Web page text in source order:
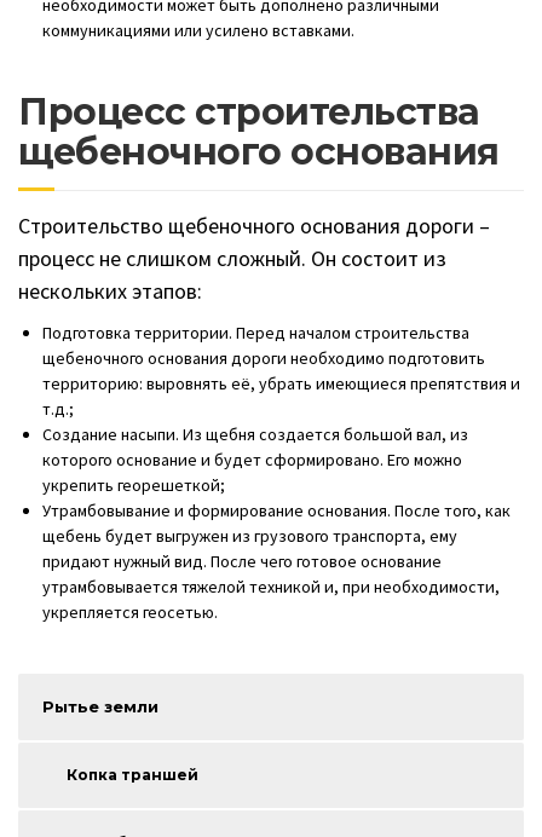
необходимости может быть дополнено различными
коммуникациями или усилено вставками.
Процесс строительства
щебеночного основания
Строительство щебеночного основания дороги –
процесс не слишком сложный. Он состоит из
нескольких этапов:
Подготовка территории. Перед началом строительства
щебеночного основания дороги необходимо подготовить
территорию: выровнять её, убрать имеющиеся препятствия и
т.д.;
Создание насыпи. Из щебня создается большой вал, из
которого основание и будет сформировано. Его можно
укрепить георешеткой;
Утрамбовывание и формирование основания. После того, как
щебень будет выгружен из грузового транспорта, ему
придают нужный вид. После чего готовое основание
утрамбовывается тяжелой техникой и, при необходимости,
укрепляется геосетью.
Рытье земли
Копка траншей